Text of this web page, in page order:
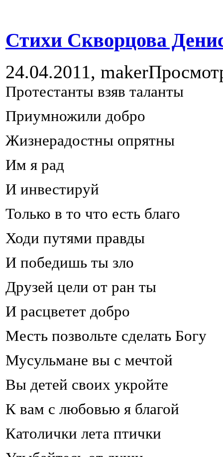
Стихи Скворцова
24.04.2011, maker
Протестанты взяв таланты
Приумножили добро
Жизнерадостны опрятны
Им я рад
И инвестируй
Только в то что есть благо
Ходи путями правды
И победишь ты зло
Друзей цели от ран ты
И расцветет добро
Месть позвольте сделать Богу
Мусульмане вы с мечтой
Вы детей своих укройте
К вам с любовью я благой
Католички лета птички